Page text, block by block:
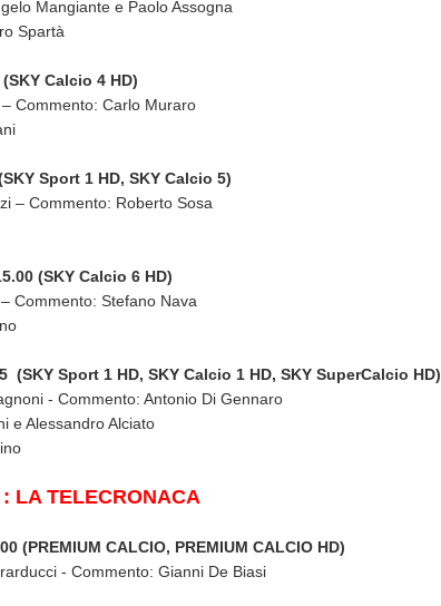
Mangiante e Paolo Assogna
Spartà
Calcio 4 HD)
Commento: Carlo Muraro
Sport 1 HD, SKY Calcio 5)
– Commento: Roberto Sosa
(SKY Calcio 6 HD)
Commento: Stefano Nava
(SKY Sport 1 HD, SKY Calcio 1 HD, SKY SuperCalcio HD)
- Commento: Antonio Di Gennaro
e Alessandro Alciato
LA TELECRONACA
(PREMIUM CALCIO, PREMIUM CALCIO HD)
- Commento: Gianni De Biasi